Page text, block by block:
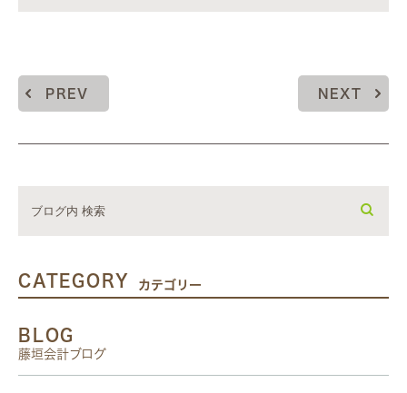
PREV NEXT
CATEGORY カテゴリー
BLOG
藤垣会計ブログ